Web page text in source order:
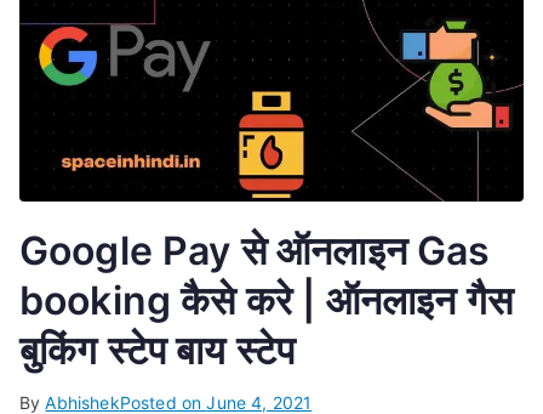
Google Pay से ऑनलाइन Gas
booking कैसे करे | ऑनलाइन गैस
बुकिंग स्टेप बाय स्टेप
ByAbhishekPosted onJune 4, 2021